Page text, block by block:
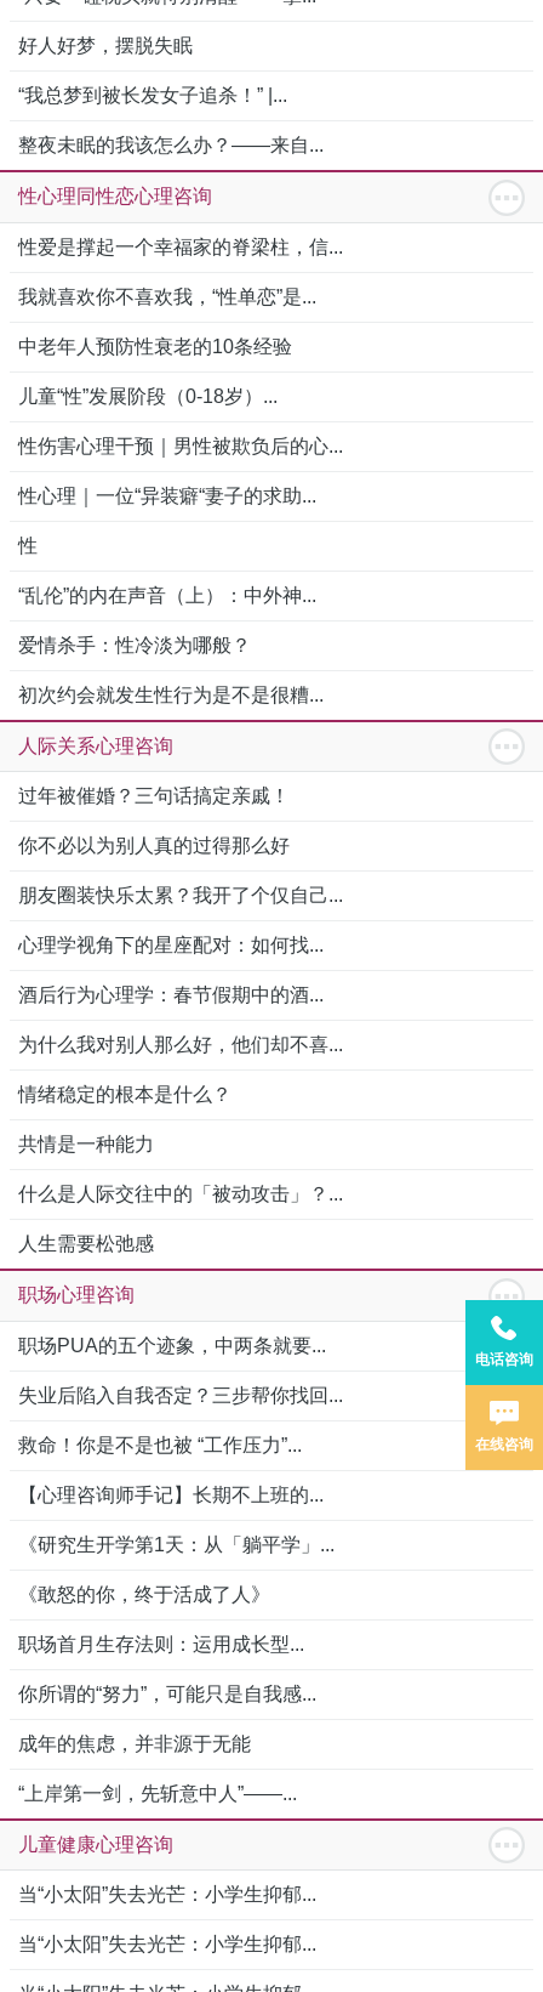
好人好梦，摆脱失眠
“我总梦到被长发女子追杀！” |...
整夜未眠的我该怎么办？——来自...
性心理同性恋心理咨询
性爱是撑起一个幸福家的脊梁柱，信...
我就喜欢你不喜欢我，“性单恋”是...
中老年人预防性衰老的10条经验
儿童“性”发展阶段（0-18岁）...
性伤害心理干预｜男性被欺负后的心...
性心理｜一位“异装癖“妻子的求助...
性
“乱伦”的内在声音（上）：中外神...
爱情杀手：性冷淡为哪般？
初次约会就发生性行为是不是很糟...
人际关系心理咨询
过年被催婚？三句话搞定亲戚！
你不必以为别人真的过得那么好
朋友圈装快乐太累？我开了个仅自己...
心理学视角下的星座配对：如何找...
酒后行为心理学：春节假期中的酒...
为什么我对别人那么好，他们却不喜...
情绪稳定的根本是什么？
共情是一种能力
什么是人际交往中的「被动攻击」？...
人生需要松弛感
职场心理咨询
职场PUA的五个迹象，中两条就要...
失业后陷入自我否定？三步帮你找回...
救命！你是不是也被 “工作压力”...
【心理咨询师手记】长期不上班的...
《研究生开学第1天：从「躺平学」...
《敢怒的你，终于活成了人》
职场首月生存法则：运用成长型...
你所谓的“努力”，可能只是自我感...
成年的焦虑，并非源于无能
“上岸第一剑，先斩意中人”——...
儿童健康心理咨询
当“小太阳”失去光芒：小学生抑郁...
当“小太阳”失去光芒：小学生抑郁...
电话咨询
在线咨询